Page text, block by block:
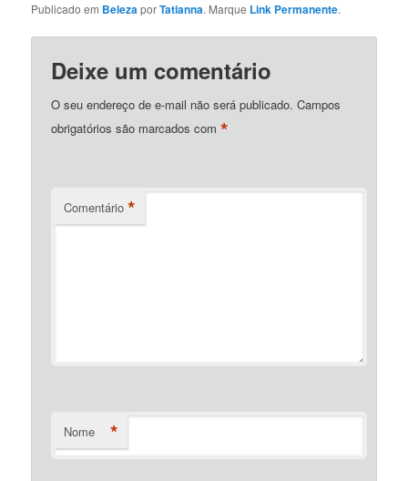
Publicado em BelezaporTatianna. Marque Link Permanente.
Deixe um comentário
O seu endereço de e-mail não será publicado. Campos
obrigatórios são marcados com*
Comentário *
Nome *